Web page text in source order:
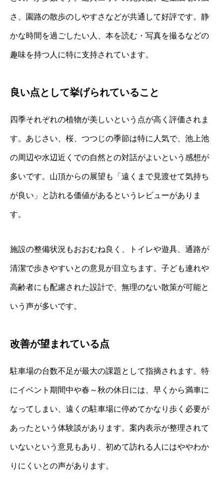
さ、園路の散歩のしやすさなどが共通して好評です。静
かな時間を過ごしたい人、本を読む・写真を撮るなどの
趣味を持つ人に特に支持されています。
良い点として挙げられていること
四季それぞれの植物が美しいという点が高く評価されま
す。あじさい、桜、つつじの季節は特に人気で、池上池
の周辺や水辺近くでの自然との対話がよいという感想が
多いです。山頂からの展望も「遠くまで見渡せて気持ち
が良い」と訪れる価値があるというレビューがありま
す。
施設の整備状況もおおむね良く、トイレや遊具、通路が
清潔で歩きやすいとの意見が目立ちます。子ども連れや
高齢者にも配慮された設計で、無理のない散策が可能と
いう声が多いです。
改善が望まれている点
駐車場の台数不足が最大の課題として指摘されます。特
にイベント期間中や春～秋の休日には、早くから満車に
なってしまい、遠くの駐車場に停めてかなり歩く必要が
あったという体験談があります。案内表示が整理されて
いないという意見もあり、初めて訪れる人にはややわか
りにくいとの声があります。